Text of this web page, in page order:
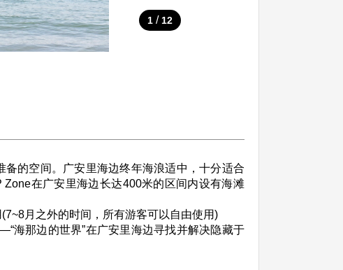
1 / 12
的空间。广安里海边终年海浪适中，十分适合
在广安里海边长达400米的区间内设有海滩
月之外的时间，所有游客可以自由使用)
那边的世界”在广安里海边寻找并解决隐藏于